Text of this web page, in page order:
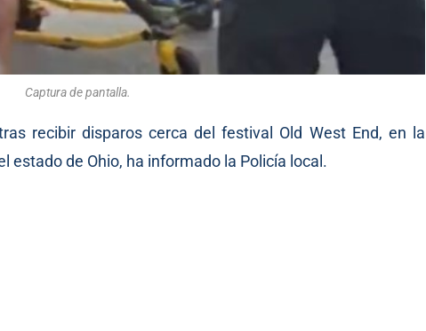
Captura de pantalla.
recibir disparos cerca del festival Old West End, en la
estado de Ohio, ha informado la Policía local.